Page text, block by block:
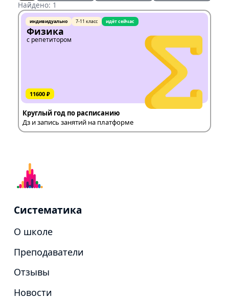
Найдено: 1
индивидуально 7-11 класс идёт сейчас
Физика
с репетитором
11600 ₽
Круглый год по расписанию
Дз и запись занятий на платформе
Систематика
О школе
Преподаватели
Отзывы
Новости